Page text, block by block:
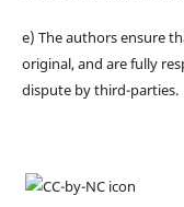
e) The authors ensure
original, and are fully
dispute by third-parties.